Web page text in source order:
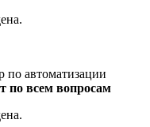
автоматизации
по всем вопросам